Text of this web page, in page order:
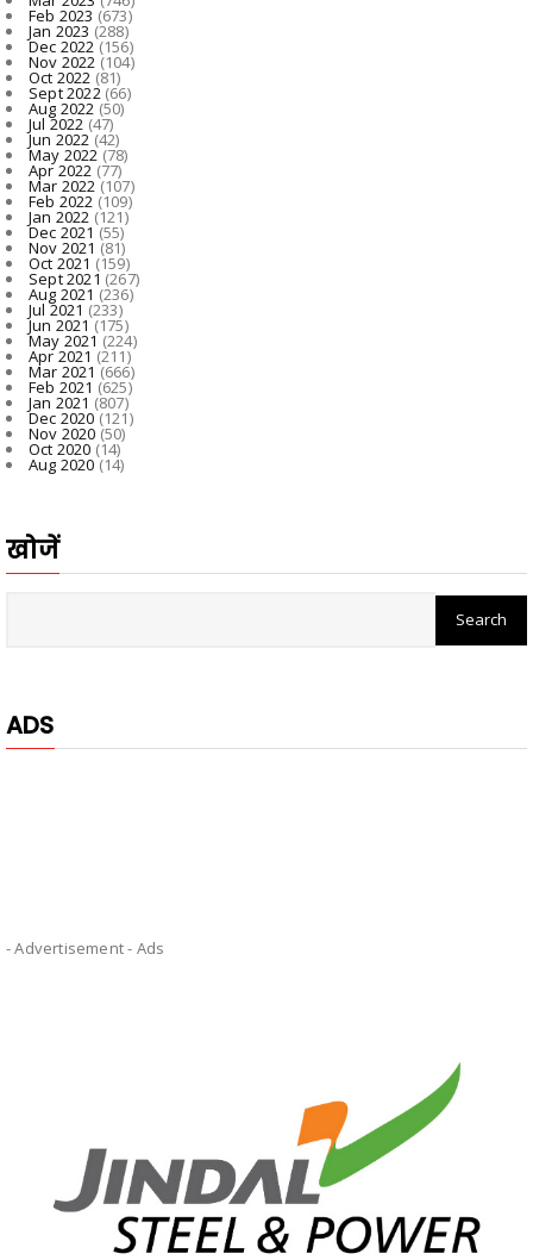
Feb 2023 (673)
Jan 2023 (288)
Dec 2022(156)
Nov 2022 (104)
Oct 2022 (81)
Sept 2022(66)
Aug 2022 (50)
Jul 2022 (47)
Jun 2022(42)
May 2022(78)
Apr 2022 (77)
Mar 2022(107)
Feb 2022 (109)
Jan 2022 (121)
Dec 2021 (55)
Nov 2021 (81)
Oct 2021 (159)
Sept 2021 (267)
Aug 2021 (236)
Jul 2021 (233)
Jun 2021(175)
May 2021(224)
Apr 2021 (211)
Mar 2021 (666)
Feb 2021 (625)
Jan 2021 (807)
Dec 2020(121)
Nov 2020 (50)
Oct 2020 (14)
Aug 2020(14)
खोजें
ADS
- Advertisement - Ads